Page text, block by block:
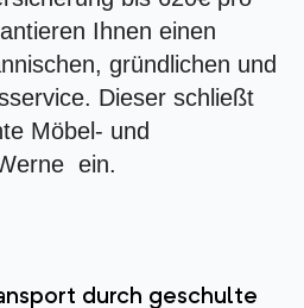
Ihnen einen
gründlichen und
Dieser schließt
Möbel- und
ein.
durch geschulte